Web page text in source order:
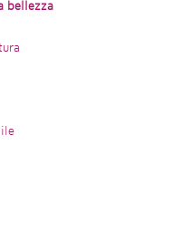
bellezza